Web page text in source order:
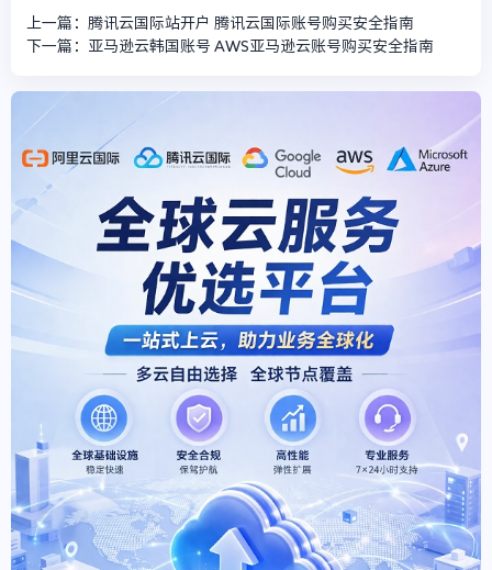
上一篇：腾讯云国际站开户 腾讯云国际账号购买安全指南
下一篇：亚马逊云韩国账号 AWS亚马逊云账号购买安全指南